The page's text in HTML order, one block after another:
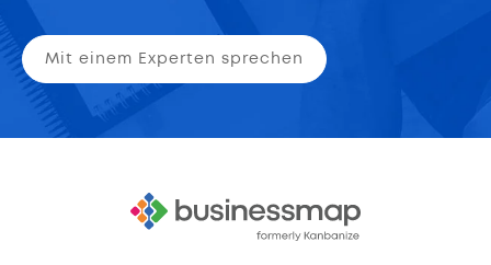
Mit einem Experten sprechen